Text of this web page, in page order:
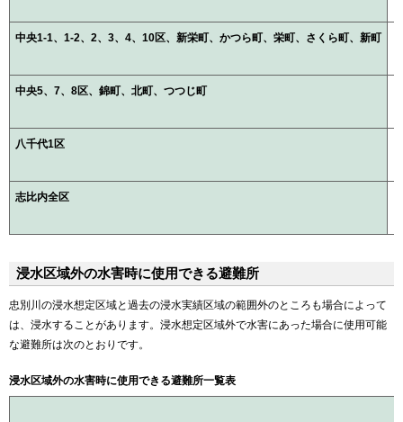
中央1-1、1-2、2、3、4、10区、新栄町、かつら町、栄町、さくら町、新町
中央5、7、8区、錦町、北町、つつじ町
八千代1区
志比内全区
浸水区域外の水害時に使用できる避難所
忠別川の浸水想定区域と過去の浸水実績区域の範囲外のところも場合によって
は、浸水することがあります。浸水想定区域外で水害にあった場合に使用可能
な避難所は次のとおりです。
浸水区域外の水害時に使用できる避難所一覧表